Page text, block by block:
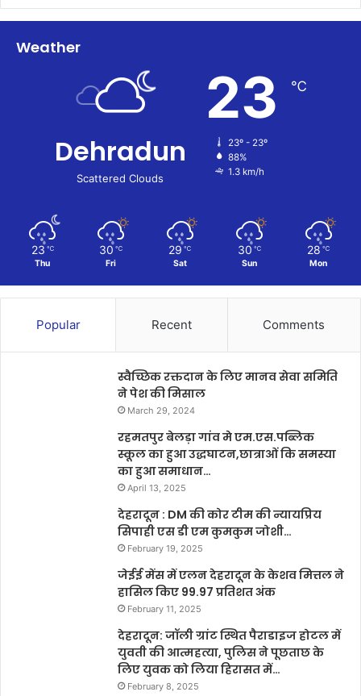
Weather
Dehradun
Scattered Clouds
23 ℃
23º - 23º
88%
1.3 km/h
23 ℃
Thu
30 ℃
Fri
29 ℃
Sat
30 ℃
Sun
28 ℃
Mon
Popular Recent Comments
स्वैच्छिक रक्तदान के लिए मानव सेवा समिति
ने पेश की मिसाल
March 29, 2024
रहमतपुर बेलड़ा गांव मे एम.एस.पब्लिक
स्कूल का हुआ उद्धघाटन,छात्राओं कि समस्या
का हुआ समाधान…
April 13, 2025
देहरादून : DM की कोर टीम की न्यायप्रिय
सिपाही एस डी एम कुमकुम जोशी…
February 19, 2025
जेईई मेंस में एलन देहरादून के केशव मित्तल ने
हासिल किए 99.97 प्रतिशत अंक
February 11, 2025
देहरादून: जॉली ग्रांट स्थित पैराडाइज होटल में
युवती की आत्महत्या, पुलिस ने पूछताछ के
लिए युवक को लिया हिरासत में…
February 8, 2025